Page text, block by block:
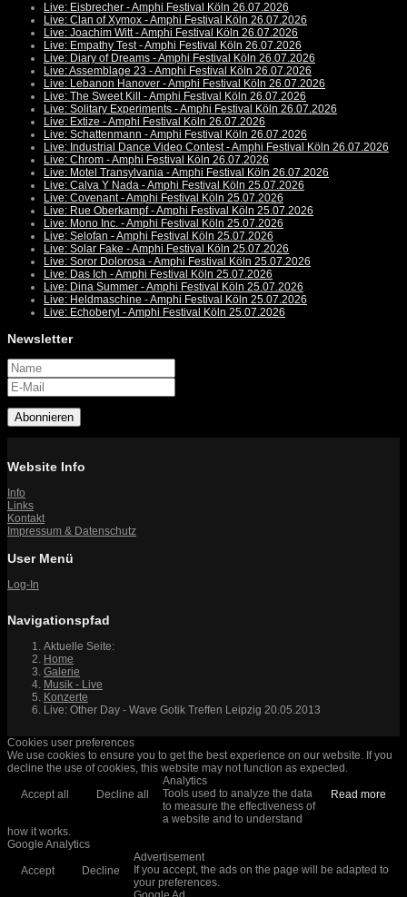
Live: Eisbrecher - Amphi Festival Köln 26.07.2026
Live: Clan of Xymox - Amphi Festival Köln 26.07.2026
Live: Joachim Witt - Amphi Festival Köln 26.07.2026
Live: Empathy Test - Amphi Festival Köln 26.07.2026
Live: Diary of Dreams - Amphi Festival Köln 26.07.2026
Live: Assemblage 23 - Amphi Festival Köln 26.07.2026
Live: Lebanon Hanover - Amphi Festival Köln 26.07.2026
Live: The Sweet Kill - Amphi Festival Köln 26.07.2026
Live: Solitary Experiments - Amphi Festival Köln 26.07.2026
Live: Extize - Amphi Festival Köln 26.07.2026
Live: Schattenmann - Amphi Festival Köln 26.07.2026
Live: Industrial Dance Video Contest - Amphi Festival Köln 26.07.2026
Live: Chrom - Amphi Festival Köln 26.07.2026
Live: Motel Transylvania - Amphi Festival Köln 26.07.2026
Live: Calva Y Nada - Amphi Festival Köln 25.07.2026
Live: Covenant - Amphi Festival Köln 25.07.2026
Live: Rue Oberkampf - Amphi Festival Köln 25.07.2026
Live: Mono Inc. - Amphi Festival Köln 25.07.2026
Live: Selofan - Amphi Festival Köln 25.07.2026
Live: Solar Fake - Amphi Festival Köln 25.07.2026
Live: Soror Dolorosa - Amphi Festival Köln 25.07.2026
Live: Das Ich - Amphi Festival Köln 25.07.2026
Live: Dina Summer - Amphi Festival Köln 25.07.2026
Live: Heldmaschine - Amphi Festival Köln 25.07.2026
Live: Echoberyl - Amphi Festival Köln 25.07.2026
Newsletter
Abonnieren
Website Info
Info
Links
Kontakt
Impressum & Datenschutz
User Menü
Log-In
Navigationspfad
Aktuelle Seite:
Home
Galerie
Musik - Live
Konzerte
Live: Other Day - Wave Gotik Treffen Leipzig 20.05.2013
Cookies user preferences
We use cookies to ensure you to get the best experience on our website. If you
decline the use of cookies, this website may not function as expected.
Accept all Decline all Read more
Analytics
Tools used to analyze the data
to measure the effectiveness of
a website and to understand
how it works.
Google Analytics
Accept Decline
Advertisement
If you accept, the ads on the page will be adapted to
your preferences.